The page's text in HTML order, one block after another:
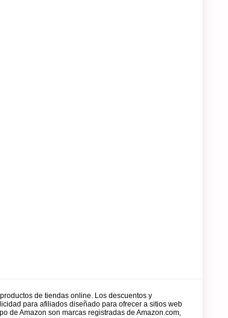
de tiendas online. Los descuentos y
para afiliados diseñado para ofrecer a sitios web
de Amazon son marcas registradas de Amazon.com,